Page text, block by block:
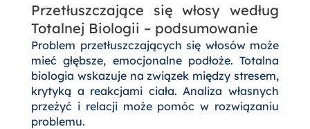
Przetłuszczające się włosy według
Totalnej Biologii – podsumowanie
Problem przetłuszczających się włosów może
mieć głębsze, emocjonalne podłoże. Totalna
biologia wskazuje na związek między stresem,
krytyką a reakcjami ciała. Analiza własnych
przeżyć i relacji może pomóc w rozwiązaniu
problemu.